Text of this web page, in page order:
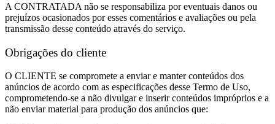
A CONTRATADA não se responsabiliza por eventuais danos ou
prejuízos ocasionados por esses comentários e avaliações ou pela
transmissão desse conteúdo através do serviço.
Obrigações do cliente
O CLIENTE se compromete a enviar e manter conteúdos dos
anúncios de acordo com as especificações desse Termo de Uso,
comprometendo-se a não divulgar e inserir conteúdos impróprios e a
não enviar material para produção dos anúncios que: